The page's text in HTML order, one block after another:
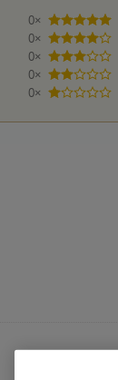
0×
0×
4
0×
3
0×
2
0×
1 hvezdička